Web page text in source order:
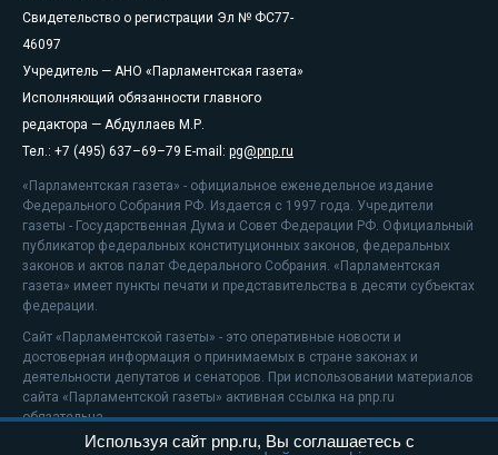
Свидетельство о регистрации Эл № ФС77-
46097
Учредитель — АНО «Парламентская газета»
Исполняющий обязанности главного
редактора — Абдуллаев М.Р.
Тел.: +7 (495) 637–69–79 E-mail: pg@pnp.ru
«Парламентская газета» - официальное еженедельное издание
Федерального Собрания РФ. Издается с 1997 года. Учредители
газеты - Государственная Дума и Совет Федерации РФ. Официальный
публикатор федеральных конституционных законов, федеральных
законов и актов палат Федерального Собрания. «Парламентская
газета» имеет пункты печати и представительства в десяти субъектах
федерации.
Сайт «Парламентской газеты» - это оперативные новости и
достоверная информация о принимаемых в стране законах и
деятельности депутатов и сенаторов. При использовании материалов
сайта «Парламентской газеты» активная ссылка на pnp.ru
обязательна.
На информационном ресурсе применяютсярекомендательные
Используя сайт pnp.ru, Вы соглашаетесь с